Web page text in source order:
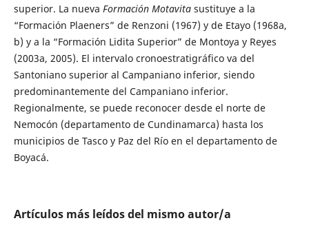
superior. La nueva Formación Motavitasustituye a la
“Formación Plaeners” de Renzoni (1967) y de Etayo (1968a,
b) y a la “Formación Lidita Superior” de Montoya y Reyes
(2003a, 2005). El intervalo cronoestratigráfico va del
Santoniano superior al Campaniano inferior, siendo
predominantemente del Campaniano inferior.
Regionalmente, se puede reconocer desde el norte de
Nemocón (departamento de Cundinamarca) hasta los
municipios de Tasco y Paz del Río en el departamento de
Boyacá.
Artículos más leídos del mismo autor/a